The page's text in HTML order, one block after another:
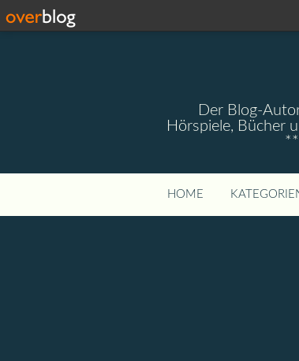
Der Blog-
Hörspiele, Bücher
HOME